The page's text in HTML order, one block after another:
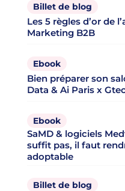
Billet de blog
Les 5 règles d’or de
Marketing B2B
Ebook
Bien préparer son
Data & Ai Paris x
Ebook
SaMD & logiciels
suffit pas, il faut
adoptable
Billet de blog